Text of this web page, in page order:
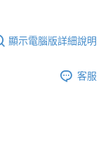
顯示電腦版詳細說明
客服